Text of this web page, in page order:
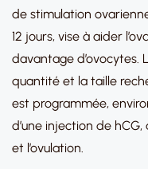
de stimulation
12 jours, vise à aider
davantage d’ovocytes.
quantité et la taille
est programmée,
d’une injection de
et l’ovulation.